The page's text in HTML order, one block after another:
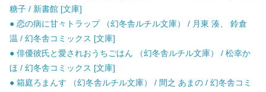
糖子 / 新書館 [文庫]
● 恋の病に甘々トラップ （幻冬舎ルチル文庫） / 月東 湊、 鈴倉
温 / 幻冬舎コミックス [文庫]
● 俳優彼氏と愛されおうちごはん （幻冬舎ルチル文庫） / 松幸か
ほ / 幻冬舎コミックス [文庫]
● 箱庭ろまんす （幻冬舎ルチル文庫） / 間之 あまの / 幻冬舎コミ